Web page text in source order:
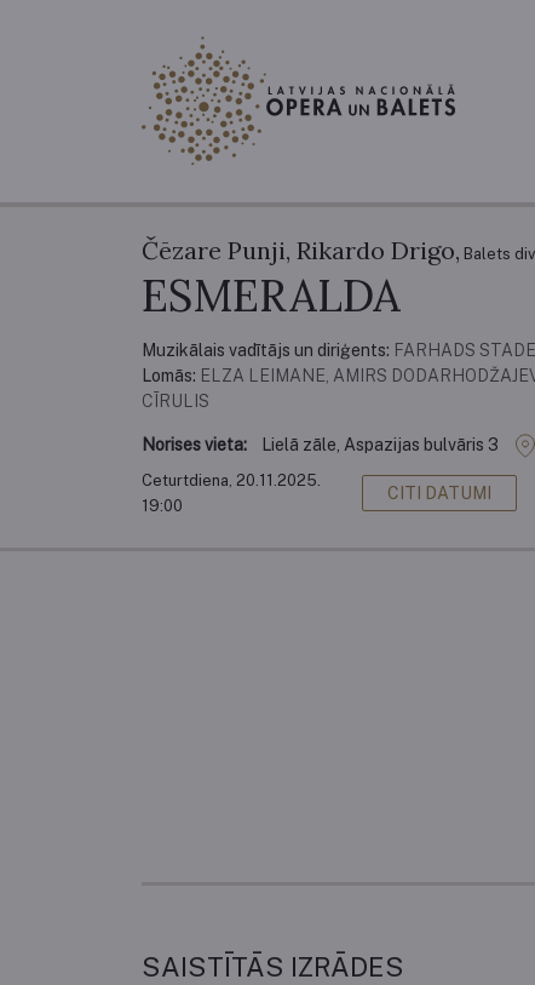
Čēzare Punji, Rikardo Drigo, Balets
ESMERALDA
Muzikālais vadītājs un diriģents: FARHADS STADE
Lomās: ELZA LEIMANE, AMIRS
CĪRULIS
Norises vieta: Lielā zāle, Aspazijas bulvāris 3
Ceturtdiena, 20.11.2025.
19:00
CITI DATUMI
SAISTĪTĀS IZRĀDES